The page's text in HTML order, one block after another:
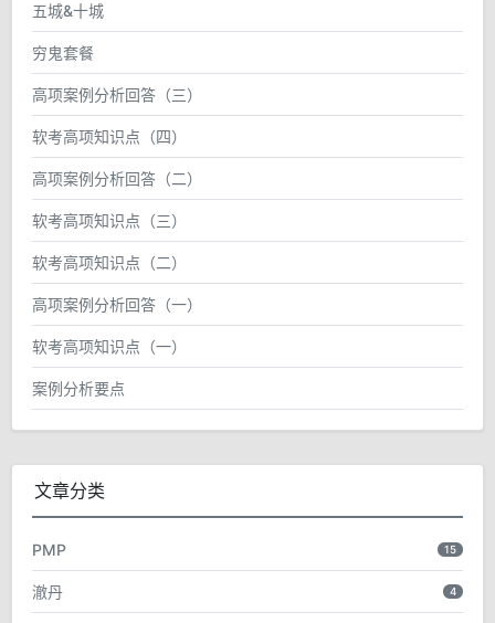
五城&十城
穷鬼套餐
高项案例分析回答（三）
软考高项知识点（四）
高项案例分析回答（二）
软考高项知识点（三）
软考高项知识点（二）
高项案例分析回答（一）
软考高项知识点（一）
案例分析要点
文章分类
PMP 15
澈丹 4